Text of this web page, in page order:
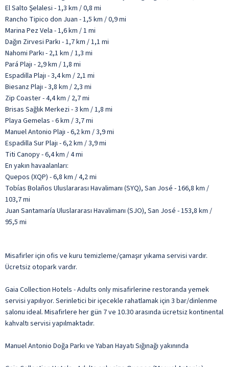
El Salto Şelalesi - 1,3 km / 0,8 mi
Rancho Tipico don Juan - 1,5 km / 0,9 mi
Marina Pez Vela - 1,6 km / 1 mi
Dağın Zirvesi Parkı - 1,7 km / 1,1 mi
Nahomi Parkı - 2,1 km / 1,3 mi
Pará Plajı - 2,9 km / 1,8 mi
Espadilla Plajı - 3,4 km / 2,1 mi
Biesanz Plajı - 3,8 km / 2,3 mi
Zip Coaster - 4,4 km / 2,7 mi
Brisas Sağlık Merkezi - 3 km / 1,8 mi
Playa Gemelas - 6 km / 3,7 mi
Manuel Antonio Plajı - 6,2 km / 3,9 mi
Espadilla Sur Plajı - 6,2 km / 3,9 mi
Titi Canopy - 6,4 km / 4 mi
En yakın havaalanları:
Quepos (XQP) - 6,8 km / 4,2 mi
Tobías Bolaños Uluslararası Havalimanı (SYQ), San José - 166,8 km /
103,7 mi
Juan Santamaría Uluslararası Havalimanı (SJO), San José - 153,8 km /
95,5 mi
Misafirler için ofis ve kuru temizleme/çamaşır yıkama servisi vardır.
Ücretsiz otopark vardır.
Gaia Collection Hotels - Adults only misafirlerine restoranda yemek
servisi yapılıyor. Serinletici bir içecekle rahatlamak için 3 bar/dinlenme
salonu ideal. Misafirlere her gün 7 ve 10.30 arasında ücretsiz kontinental
kahvaltı servisi yapılmaktadır.
Manuel Antonio Doğa Parkı ve Yaban Hayatı Sığınağı yakınında